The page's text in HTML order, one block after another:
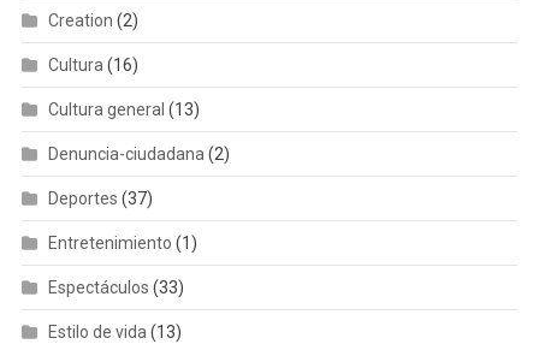
Creation (2)
Cultura (16)
Cultura general (13)
Denuncia-ciudadana (2)
Deportes (37)
Entretenimiento (1)
Espectáculos (33)
Estilo de vida (13)